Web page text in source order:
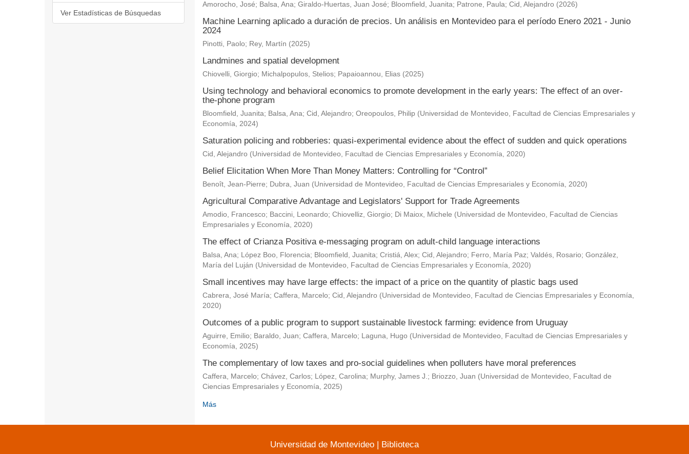
Ver Estadísticas de Búsquedas
Amorocho, José; Balsa, Ana; Giraldo-Huertas, Juan José; Bloomfield, Juanita; Patrone, Paula; Cid, Alejandro (2026)
Machine Learning aplicado a duración de precios. Un análisis en Montevideo para el período Enero 2021 - Junio
2024
Pinotti, Paolo; Rey, Martín (2025)
Landmines and spatial development
Chiovelli, Giorgio; Michalpopulos, Stelios; Papaioannou, Elias (2025)
Using technology and behavioral economics to promote development in the early years: The effect of an over-
the-phone program
Bloomfield, Juanita; Balsa, Ana; Cid, Alejandro; Oreopoulos, Philip (Universidad de Montevideo, Facultad de Ciencias Empresariales y
Economía, 2024)
Saturation policing and robberies: quasi-experimental evidence about the effect of sudden and quick operations
Cid, Alejandro (Universidad de Montevideo, Facultad de Ciencias Empresariales y Economía, 2020)
Belief Elicitation When More Than Money Matters: Controlling for “Control”
Benoît, Jean-Pierre; Dubra, Juan (Universidad de Montevideo, Facultad de Ciencias Empresariales y Economía, 2020)
Agricultural Comparative Advantage and Legislators' Support for Trade Agreements
Amodio, Francesco; Baccini, Leonardo; Chiovelliz, Giorgio; Di Maiox, Michele (Universidad de Montevideo, Facultad de Ciencias
Empresariales y Economía, 2020)
The effect of Crianza Positiva e-messaging program on adult-child language interactions
Balsa, Ana; López Boo, Florencia; Bloomfield, Juanita; Cristiá, Alex; Cid, Alejandro; Ferro, María Paz; Valdés, Rosario; González,
María del Luján (Universidad de Montevideo, Facultad de Ciencias Empresariales y Economía, 2020)
Small incentives may have large effects: the impact of a price on the quantity of plastic bags used
Cabrera, José María; Caffera, Marcelo; Cid, Alejandro (Universidad de Montevideo, Facultad de Ciencias Empresariales y Economía,
2020)
Outcomes of a public program to support sustainable livestock farming: evidence from Uruguay
Aguirre, Emilio; Baraldo, Juan; Caffera, Marcelo; Laguna, Hugo (Universidad de Montevideo, Facultad de Ciencias Empresariales y
Economía, 2025)
The complementary of low taxes and pro-social guidelines when polluters have moral preferences
Caffera, Marcelo; Chávez, Carlos; López, Carolina; Murphy, James J.; Briozzo, Juan (Universidad de Montevideo, Facultad de
Ciencias Empresariales y Economía, 2025)
Más
Universidad de Montevideo | Biblioteca